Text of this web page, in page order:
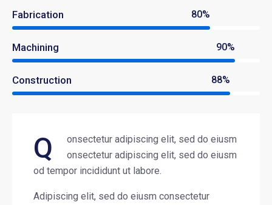
Fabrication 80%
Machining 90%
Construction 88%
Q
onsectetur adipiscing elit, sed do eiusm
onsectetur adipiscing elit, sed do eiusm
od tempor incididunt ut labore.
Adipiscing elit, sed do eiusm consectetur